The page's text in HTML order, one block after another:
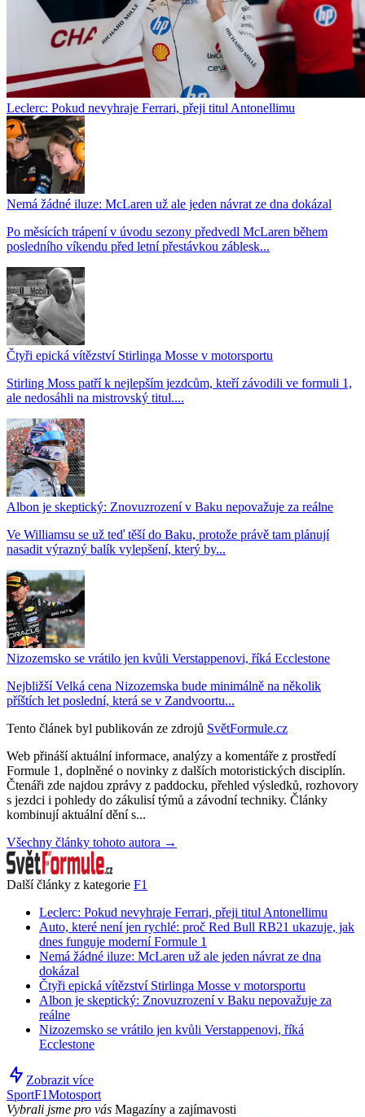
Leclerc: Pokud nevyhraje Ferrari, přeji titul Antonellimu
Nemá žádné iluze: McLaren už ale jeden návrat ze dna dokázal
Po měsících trápení v úvodu sezony předvedl McLaren během
posledního víkendu před letní přestávkou záblesk...
Čtyři epická vítězství Stirlinga Mosse v motorsportu
Stirling Moss patří k nejlepším jezdcům, kteří závodili ve formuli 1,
ale nedosáhli na mistrovský titul....
Albon je skeptický: Znovuzrození v Baku nepovažuje za reálne
Ve Williamsu se už teď těší do Baku, protože právě tam plánují
nasadit výrazný balík vylepšení, který by...
Nizozemsko se vrátilo jen kvůli Verstappenovi, říká Ecclestone
Nejbližší Velká cena Nizozemska bude minimálně na několik
příštích let poslední, která se v Zandvoortu...
Tento článek byl publikován ze zdrojů SvětFormule.cz
Web přináší aktuální informace, analýzy a komentáře z prostředí
Formule 1, doplněné o novinky z dalších motoristických disciplín.
Čtenáři zde najdou zprávy z paddocku, přehled výsledků, rozhovory
s jezdci i pohledy do zákulisí týmů a závodní techniky. Články
kombinují aktuální dění s...
Všechny články tohoto autora →
Další články z kategorie F1
Leclerc: Pokud nevyhraje Ferrari, přeji titul Antonellimu
Auto, které není jen rychlé: proč Red Bull RB21 ukazuje, jak
dnes funguje moderní Formule 1
Nemá žádné iluze: McLaren už ale jeden návrat ze dna
dokázal
Čtyři epická vítězství Stirlinga Mosse v motorsportu
Albon je skeptický: Znovuzrození v Baku nepovažuje za
reálne
Nizozemsko se vrátilo jen kvůli Verstappenovi, říká
Ecclestone
Zobrazit více
SportF1Motosport
Vybrali jsme pro vás Magazíny a zajímavosti